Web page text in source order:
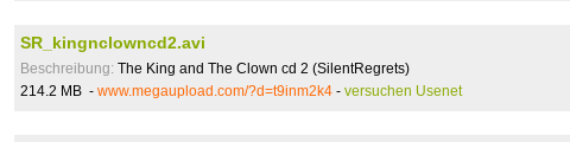
SR_kingnclowncd2.avi
Beschreibung: The King and The Clown cd 2 (SilentRegrets)
214.2 MB - www.megaupload.com/?d=t9inm2k4 - versuchen Usenet